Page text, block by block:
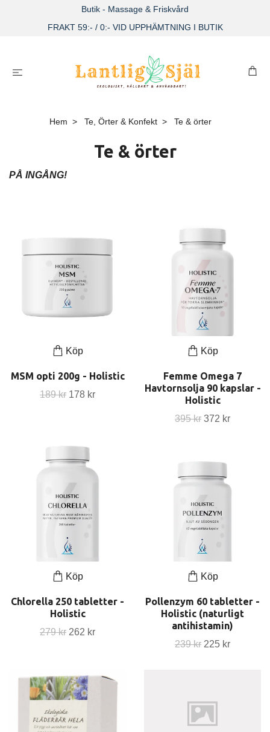
Butik - Massage & Friskvård
FRAKT 59:- / 0:- VID UPPHÄMTNING I BUTIK
Hem Te, Örter & Konfekt Te & örter
Te & örter
PÅ INGÅNG!
Köp
MSM opti 200g - Holistic
189 kr 178 kr
Köp
Femme Omega 7
Havtornsolja 90 kapslar -
Holistic
395 kr 372 kr
Köp
Chlorella 250 tabletter -
Holistic
279 kr 262 kr
Köp
Pollenzym 60 tabletter -
Holistic (naturligt
antihistamin)
239 kr 225 kr